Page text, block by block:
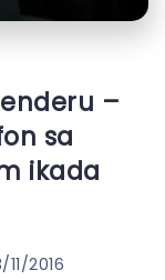
–
sa
ikada
11/2016